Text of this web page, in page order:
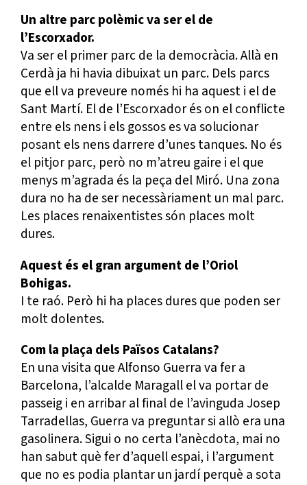
Un altre parc polèmic va ser el de
l’Escorxador.
Va ser el primer parc de la democràcia. Allà en
Cerdà ja hi havia dibuixat un parc. Dels parcs
que ell va preveure només hi ha aquest i el de
Sant Martí. El de l’Escorxador és on el conflicte
entre els nens i els gossos es va solucionar
posant els nens darrere d’unes tanques. No és
el pitjor parc, però no m’atreu gaire i el que
menys m’agrada és la peça del Miró. Una zona
dura no ha de ser necessàriament un mal parc.
Les places renaixentistes són places molt
dures.
Aquest és el gran argument de l’Oriol
Bohigas.
I te raó. Però hi ha places dures que poden ser
molt dolentes.
Com la plaça dels Països Catalans?
En una visita que Alfonso Guerra va fer a
Barcelona, l’alcalde Maragall el va portar de
passeig i en arribar al final de l’avinguda Josep
Tarradellas, Guerra va preguntar si allò era una
gasolinera. Sigui o no certa l’anècdota, mai no
han sabut què fer d’aquell espai, i l’argument
que no es podia plantar un jardí perquè a sota